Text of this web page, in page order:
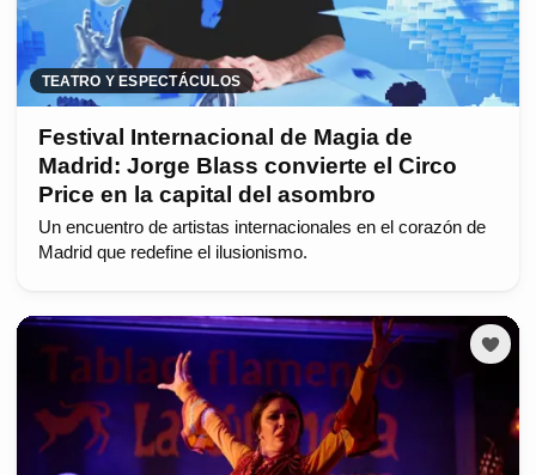
TEATRO Y ESPECTÁCULOS
Festival Internacional de Magia de
Madrid: Jorge Blass convierte el Circo
Price en la capital del asombro
Un encuentro de artistas internacionales en el corazón de
Madrid que redefine el ilusionismo.